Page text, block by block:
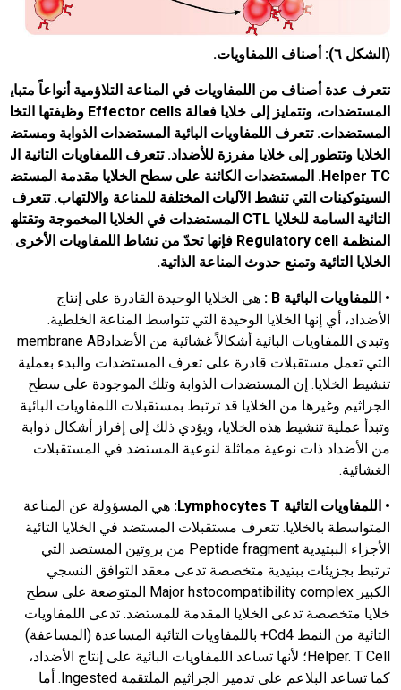
(الشكل ٦): أصناف اللمفاويات.
تتعرف عدة أصناف من اللمفاويات في المناعة التلاؤمية أنواعاً
المستضدات، وتتمايز إلى خلايا فعالة Effector cells وظيفتها
المستضدات. تتعرف اللمفاويات البائية المستضدات الذوابة
الخلايا وتتطور إلى خلايا مفرزة للأضداد. تتعرف اللمفاويات التائية
Helper TC. المستضدات الكائنة على سطح الخلايا مقدمة المستضد
السيتوكينات التي تنشط الآليات المختلفة للمناعة والالتهاب. تتعرف
التائية السامة للخلايا CTL المستضدات في الخلايا المخموجة وتقتلها.
المنظمة Regulatory cell فإنها تحدّ من نشاط اللمفاويات الأخرى
الخلايا التائية وتمنع حدوث المناعة الذاتية.
• اللمفاويات البائية B
: هي الخلايا الوحيدة القادرة على إنتاج
الأضداد، أي إنها الخلايا الوحيدة التي تتواسط المناعة الخلطية.
وتبدي اللمفاويات البائية أشكالاً غشائية من الأضدادmembrane AB
التي تعمل مستقبلات قادرة على تعرف المستضدات والبدء بعملية
تنشيط الخلايا. إن المستضدات الذوابة وتلك الموجودة على سطح
الجراثيم وغيرها من الخلايا قد ترتبط بمستقبلات اللمفاويات البائية
وتبدأ عملية تنشيط هذه الخلايا، ويؤدي ذلك إلى إفراز أشكال ذوابة
من الأضداد ذات نوعية مماثلة لنوعية المستضد في المستقبلات
الغشائية.
• اللمفاويات التائية Lymphocytes T
: هي المسؤولة عن المناعة
المتواسطة بالخلايا. تتعرف مستقبلات المستضد في الخلايا التائية
الأجزاء الببتيدية Peptide fragment من بروتين المستضد التي
ترتبط بجزيئات ببتيدية متخصصة تدعى معقد التوافق النسجي
الكبير Major hstocompatibility complex المتوضعة على سطح
خلايا متخصصة تدعى الخلايا المقدمة للمستضد. تدعى اللمفاويات
التائية من النمط Cd4+ باللمفاويات التائية المساعدة (المساعفة)
Helper. T Cell؛ لأنها تساعد اللمفاويات البائية على إنتاج الأضداد،
كما تساعد البلاعم على تدمير الجراثيم الملتقمة Ingested. أما